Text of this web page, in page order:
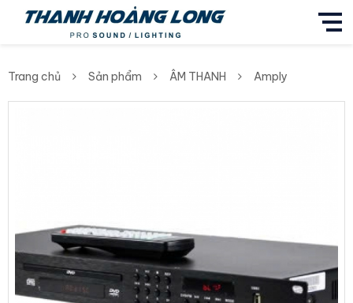
Trang chủ Sản phẩm ÂM THANH Amply